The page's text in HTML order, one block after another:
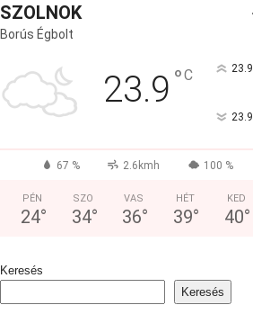
SZOLNOK
Borús Égbolt
23.9 °C 23.9
23.9
67 % 2.6kmh 100 %
PÉN
24°
SZO
34°
VAS
36°
HÉT
39°
KED
40°
Keresés
Keresés